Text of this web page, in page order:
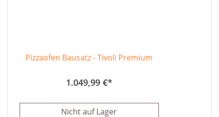
Pizzaofen Bausatz - Tivoli Premium
1.049,99 €
Nicht auf Lager